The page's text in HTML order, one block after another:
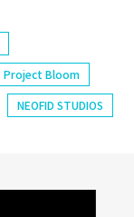
Project Bloom
NEOFID STUDIOS